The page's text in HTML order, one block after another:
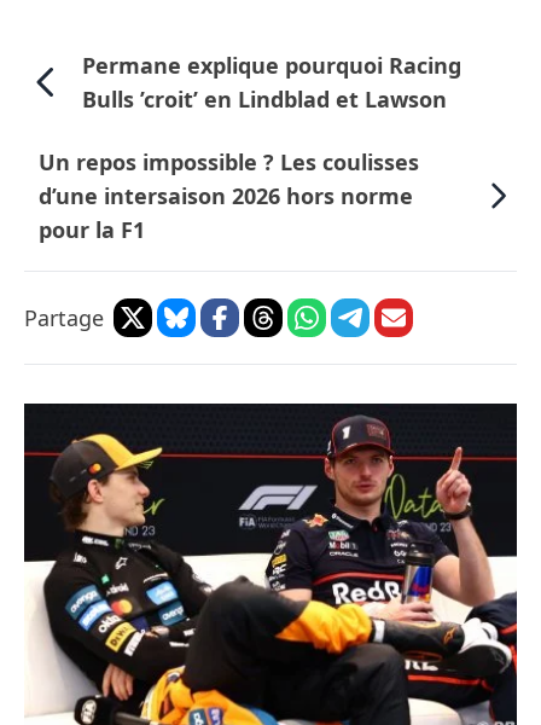
Permane explique pourquoi Racing
Bulls ’croit’ en Lindblad et Lawson
Un repos impossible ? Les coulisses
d’une intersaison 2026 hors norme
pour la F1
Partage